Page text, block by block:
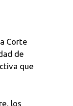
Corte
de
que
los